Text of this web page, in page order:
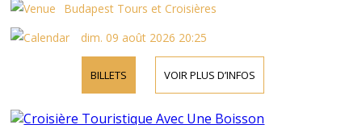
Budapest Tours et Croisières
dim. 09 août 2026 20:25
BILLETS VOIR PLUS D’INFOS